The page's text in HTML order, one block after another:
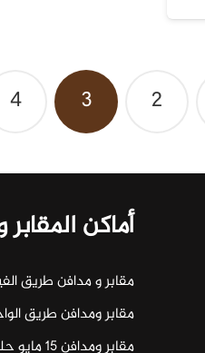
2
3
4
أماكن
مقابر و مدافن طريق
مقابر ومدافن طريق الواحات ٦
مقابر ومدافن ١٥ مايو حلوان